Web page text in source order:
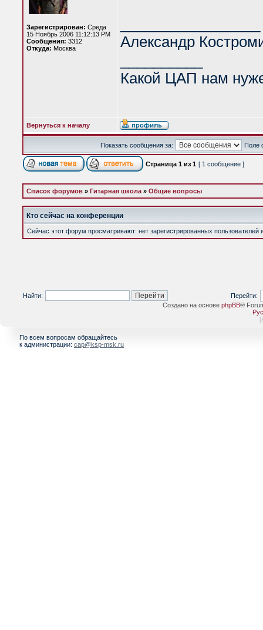
Зарегистрирован: Среда
15 Ноябрь 2006 11:12:13 PM
Сообщения: 3312
Откуда: Москва
Александр
Какой ЦАП нам
Вернуться к началу
Показать сообщения за: Поле
Страница 1 из 1 [ 1 сообщение ]
Список форумов » Гитарная школа » Общие вопросы
Кто сейчас на конференции
Сейчас этот форум просматривают: нет зарегистрированных пользователей
Найти:
Перейти:
Создано на основе phpBB®
[
По всем вопросам обращайтесь
к администрации: cap@ksp-msk.ru